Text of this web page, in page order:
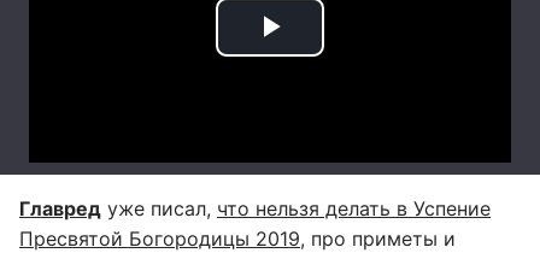
Главред уже писал, что нельзя делать в Успение
Пресвятой Богородицы 2019, про приметы и